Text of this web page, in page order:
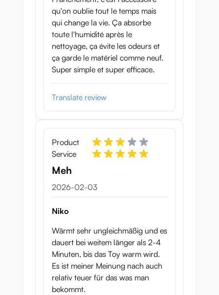
qu'on oublie tout le temps mais
qui change la vie. Ça absorbe
toute l'humidité après le
nettoyage, ça évite les odeurs et
ça garde le matériel comme neuf.
Super simple et super efficace.
Translate review
Product
Service
Meh
3 februari 2026
2026-02-03
Niko
Wärmt sehr ungleichmäßig und es
dauert bei weitem länger als 2-4
Minuten, bis das Toy warm wird.
Es ist meiner Meinung nach auch
relativ teuer für das was man
bekommt.